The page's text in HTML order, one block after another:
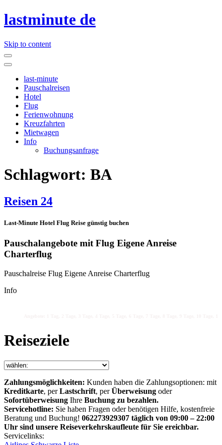
lastminute de
Skip to content
last-minute
Pauschalreisen
Hotel
Flug
Ferienwohnung
Kreuzfahrten
Mietwagen
Info
Buchungsanfrage
Schlagwort: BA
Reisen 24
Last-Minute Hotel Flug Reise günstig buchen
Pauschalangebote mit Flug Eigene Anreise
Charterflug
Pauschalreise Flug Eigene Anreise Charterflug
Info
Reiseziele
Zahlungsmöglichkeiten: Kunden haben die Zahlungsoptionen: mit
Kreditkarte, perLastschrift, perÜberweisung oder
Sofortüberweisung Ihre Buchung zu bezahlen.
Servicehotline: Sie haben Fragen oder benötigen Hilfe, kostenfreie
Beratung und Buchung! 062273929307 täglich von 09:00 – 22:00
Uhr sind unsere Reiseverkehrskaufleute für Sie ereichbar.
Servicelinks: